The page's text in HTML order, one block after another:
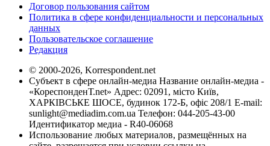
Договор пользования сайтом
Политика в сфере конфиденциальности и персональных
данных
Пользовательское соглашение
Редакция
© 2000-2026, Korrespondent.net
Субъект в сфере онлайн-медиа Название онлайн-медиа -
«КореспонденТ.net» Адрес: 02091, місто Київ,
ХАРКІВСЬКЕ ШОСЕ, будинок 172-Б, офіс 208/1 E-mail:
sunlight@mediadim.com.ua Телефон: 044-205-43-00
Идентификатор медиа - R40-06068
Использование любых материалов, размещённых на